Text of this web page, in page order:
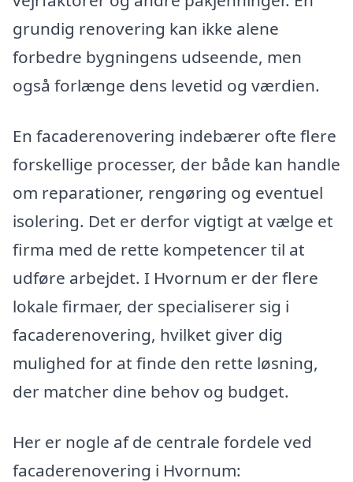
grundig renovering kan ikke alene
forbedre bygningens udseende, men
også forlænge dens levetid og værdien.
En facaderenovering indebærer ofte flere
forskellige processer, der både kan handle
om reparationer, rengøring og eventuel
isolering. Det er derfor vigtigt at vælge et
firma med de rette kompetencer til at
udføre arbejdet. I Hvornum er der flere
lokale firmaer, der specialiserer sig i
facaderenovering, hvilket giver dig
mulighed for at finde den rette løsning,
der matcher dine behov og budget.
Her er nogle af de centrale fordele ved
facaderenovering i Hvornum: